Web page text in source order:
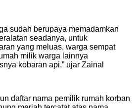
sudah berupaya memadamkan
seadanya, untuk
yang meluas, warga sempat
milik warga lainnya
kobaran api,” ujar Zainal
daftar nama pemilik rumah korban